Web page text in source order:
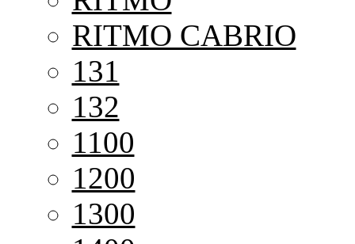
RITMO CABRIO
131
132
1100
1200
1300